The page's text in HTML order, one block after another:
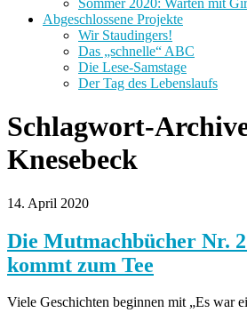
Abgeschlossene Projekte
Wir Staudingers!
Das „schnelle“ ABC
Die Lese-Samstage
Der Tag des Lebenslaufs
Schlagwort-
Knesebeck
14. April 2020
Die Mutmachbücher Nr.
kommt zum Tee
Viele Geschichten beginnen mit „Es war